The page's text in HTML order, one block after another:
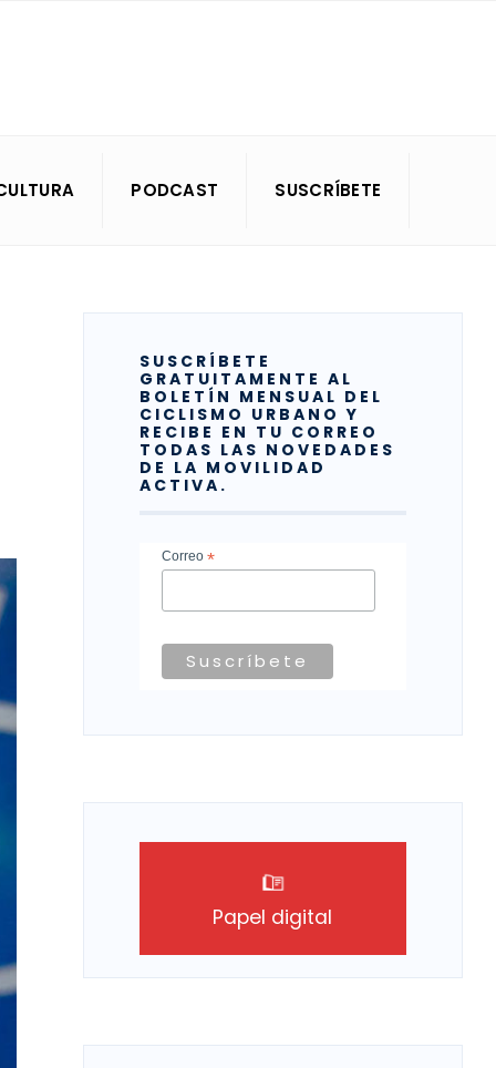
PODCAST SUSCRÍBETE
SUSCRÍBETE
GRATUITAMENTE AL
BOLETÍN MENSUAL DEL
CICLISMO URBANO Y
RECIBE EN TU CORREO
TODAS LAS NOVEDADES
DE LA MOVILIDAD
ACTIVA.
Correo *
Papel digital